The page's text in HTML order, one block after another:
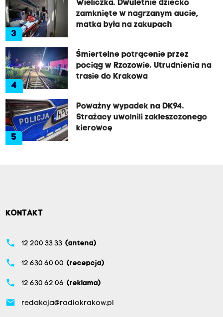
3
Wieliczka. Dwuletnie dziecko
zamknięte w nagrzanym aucie,
matka była na zakupach
4
Śmiertelne potrącenie przez
pociąg w Rzozowie. Utrudnienia na
trasie do Krakowa
5
Poważny wypadek na DK94.
Strażacy uwolnili zakleszczonego
kierowcę
KONTAKT
phone 12 200 33 33 (antena)
phone 12 630 60 00 (recepcja)
phone 12 630 62 06 (reklama)
email redakcja@radiokrakow.pl